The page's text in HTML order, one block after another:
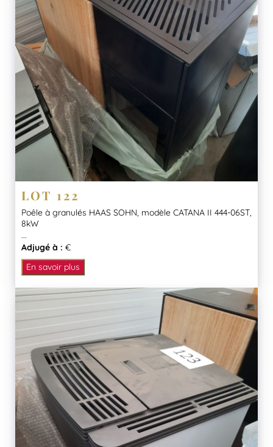
LOT 122
Poêle à granulés HAAS SOHN, modèle CATANA II 444-06ST,
8kW
...
Adjugé à : €
En savoir plus